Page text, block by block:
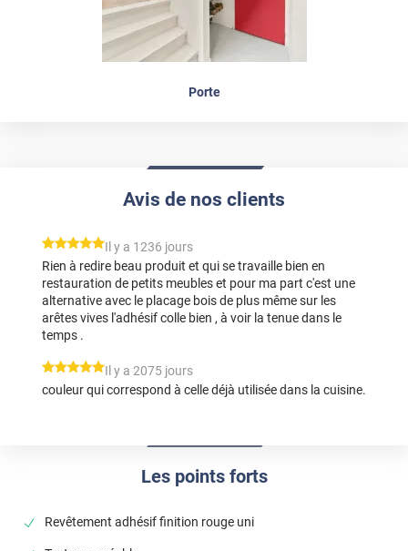
Porte
Les points forts
Revêtement adhésif finition rouge uni
Avis de nos clients
*****
Il y a 1236 jours
Rien à redire beau produit et qui se travaille bien en
restauration de petits meubles et pour ma part c'est une
alternative avec le placage bois de plus même sur les
arêtes vives l'adhésif colle bien , à voir la tenue dans le
temps .
*****
Il y a 2075 jours
couleur qui correspond à celle déjà utilisée dans la cuisine.